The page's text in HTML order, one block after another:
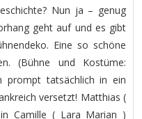
Nun ja – genug
geht auf und es gibt
Eine so schöne
(Bühne und Kostüme:
prompt tatsächlich in ein
versetzt! Matthias (
Camille ( Lara Marian )